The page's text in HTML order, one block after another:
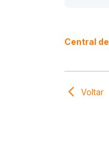
Central
Voltar